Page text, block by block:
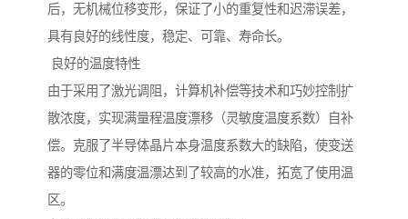
后，无机械位移变形，保证了小的重复性和迟滞误差，
具有良好的线性度，稳定、可靠、寿命长。
良好的温度特性
由于采用了激光调阻，计算机补偿等技术和巧妙控制扩
散浓度，实现满量程温度漂移（灵敏度温度系数）自补
偿。克服了半导体晶片本身温度系数大的缺陷，使变送
器的零位和满度温漂达到了较高的水准，拓宽了使用温
区。